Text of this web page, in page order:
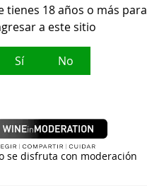
tienes 18 años o más para
a este sitio
Sí No
se disfruta con moderación